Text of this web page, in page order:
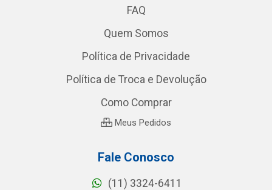
FAQ
Quem Somos
Política de Privacidade
Política de Troca e Devolução
Como Comprar
Meus Pedidos
Fale Conosco
(11) 3324-6411